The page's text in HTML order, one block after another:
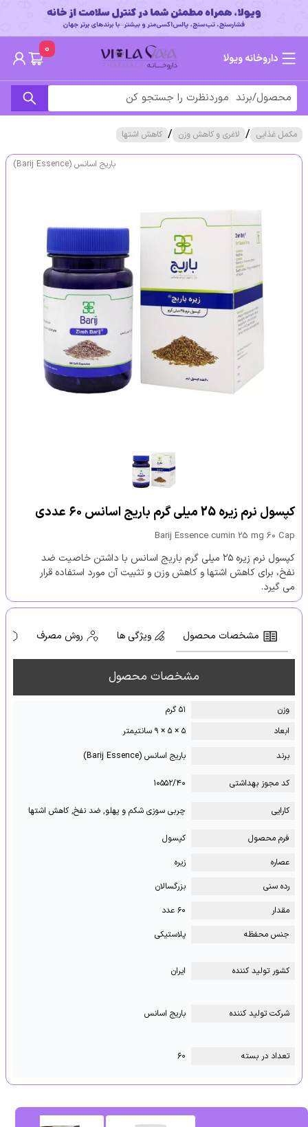
داروخانه ویولا
0
مکمل غذایی / لاغری و کاهش وزن / کاهش اشتها
باریج اسانس (Barij Essence)
کپسول نرم زیره 25 میلی گرم باریج اسانس ۶۰ عددی
Barij Essence cumin 25 mg 60 Cap
کپسول نرم زیره ۲۵ میلی گرم باریج اسانس با داشتن خاصیت ضد
نفخ، برای کاهش اشتها و کاهش وزن و تثبیت آن مورد استفاده قرار
می گیرد.
مشخصات محصول ویژگی ها روش مصرف
مشخصات محصول
وزن
۵۱ گرم
ابعاد
۵ × ۵ × ۹ سانتیمتر
برند
باریج اسانس (Barij Essence)
کد مجوز بهداشتی ۱۰۵۵۲/۴۰
کارایی چربی سوزی شکم و پهلو, ضد نفخ, کاهش اشتها
فرم محصول
کپسول
عصاره
زیره
رده سنی
بزرگسالان
مقدار
۶۰ عدد
جنس محفظه
پلاستیکی
کشور تولید کننده ایران
شرکت تولید کننده باریج اسانس
تعداد در بسته ۶۰